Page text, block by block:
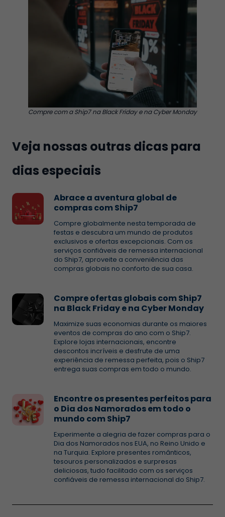
Compre com a Ship7 na Black Friday e na Cyber Monday
Veja nossas outras dicas para
dias especiais
Abrace a aventura global de
compras com Ship7
Compre globalmente nesta temporada de
festas e descubra um mundo de produtos
exclusivos e ofertas excepcionais. Com os
serviços confiáveis de remessa internacional
do Ship7, aproveite a conveniência das
compras globais no conforto de sua casa.
Compre ofertas globais com Ship7
na Black Friday e na Cyber Monday
Maximize suas economias durante os maiores
eventos de compras do ano com o Ship7.
Explore lojas internacionais, encontre
descontos incríveis e desfrute de uma
experiência de remessa perfeita, pois o Ship7
entrega suas compras em todo o mundo.
Encontre os presentes perfeitos para
o Dia dos Namorados em todo o
mundo com Ship7
Experimente a alegria de fazer compras para o
Dia dos Namorados nos EUA, no Reino Unido e
na Turquia. Explore presentes românticos,
tesouros personalizados e surpresas
deliciosas, tudo facilitado com os serviços
confiáveis de remessa internacional do Ship7.